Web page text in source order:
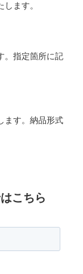
ます。
。指定箇所に記
ます。納品形式
こちら